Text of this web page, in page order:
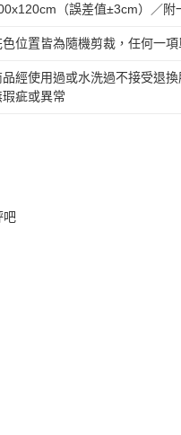
（誤差值±3cm）／附
色位置皆為隨機剪裁，任何一
品經使用過或水洗過不接受退
瑕疵或異常
吧